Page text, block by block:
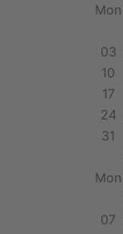
Mon
03
10
17
24
31
Mon
07